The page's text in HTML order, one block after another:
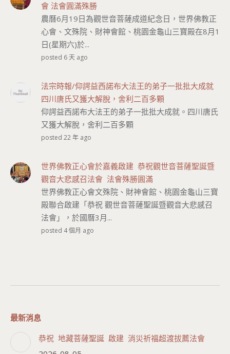
會 法會圓滿殊勝
農曆6月19日為觀世音菩薩成道紀念日，世界佛教正
心會、文殊院、財神會館、桃園金龜山三寶殿在8月1
日(星期六)於...
posted 6 天 ago
法宗時報/仰諤益西諾布大法王的弟子一批批大成就
四川唐氏又獲大解脫，舍利二百多顆
仰諤益西諾布大法王的弟子一批批大成就。四川唐氏
又獲大解脫，舍利二百多顆
posted 22 年 ago
世界佛教正心會於嘉義啟建 恭祝觀世音菩薩聖誕暨
觀音大悲感召法會 法會殊勝圓滿
世界佛教正心會文殊院、財神會館、桃園金龜山三寶
殿聯合啟建「恭祝 觀世音菩薩聖誕暨觀音大悲感召
法會」，於國曆3月...
posted 4 個月 ago
最新消息
恭祝 地藏菩薩聖誕 啟建 消災祈福超渡拔薦法會